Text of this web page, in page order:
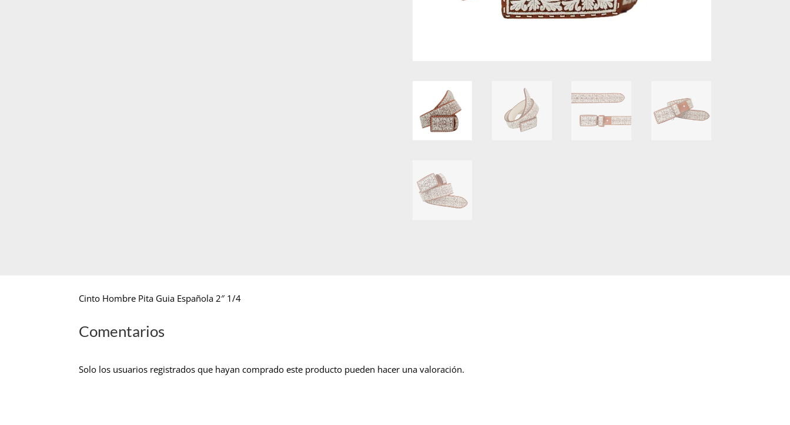
Cinto Hombre Pita Guia Española 2″ 1/4
Comentarios
Solo los usuarios registrados que hayan comprado este producto pueden hacer una valoración.